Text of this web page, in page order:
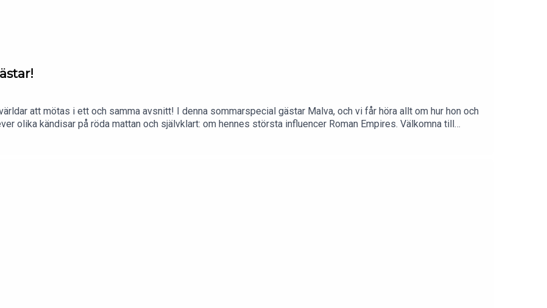
att mötas i ett och samma avsnitt! I denna sommarspecial gästar Malva, och vi får höra allt om hur hon och
olika kändisar på röda mattan och självklart: om hennes största influencer Roman Empires. Välkomna till
från och med tisdagen 4 augusti)